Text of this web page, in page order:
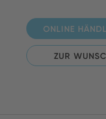
ONLINE
ZUR